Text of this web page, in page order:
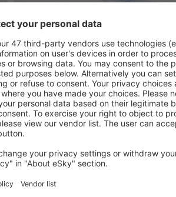
The Durley Dean Hotel
348€
Bournemouth, 07 august 2026, 2 nopți